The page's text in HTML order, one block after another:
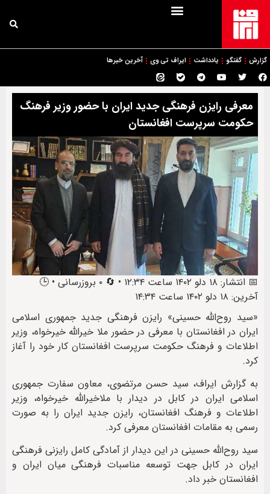
گزارش گفتگو یادداشت ایراف تی وی آخرین خبرها
معرفی رایزن فرهنگی جدید ایران با حضور وزیر فرهنگ
حکومت سرپرست افغانستان
📅 انتشار: ۱۸ دلو ۱۴۰۲ ساعت ۱۲:۳۴ • 🔄 ۰ بروزرسانی • 🕒
آخرین: ۱۸ دلو ۱۴۰۲ ساعت ۱۴:۳۴
«سید روح‌الله حسینی» رایزن فرهنگی جدید جمهوری اسلامی
ایران در افغانستان با معرفی در حضور ملا خیرالله خیرخواه، وزیر
اطلاعات و فرهنگ حکومت سرپرست افغانستان کار خود را آغاز
کرد.
به گزارش ایراف، سید حسن مرتضوی، معاون سفارت جمهوری
اسلامی ایران در کابل در دیدار با ملاخیرالله خیرخواه، وزیر
اطلاعات و فرهنگ افغانستان، رایزن جدید ایران را به صورت
رسمی به مقامات افغانستان معرفی کرد.
سید روح‌الله حسینی در این دیدار از آمادگی کامل رایزنی فرهنگی
ایران در کابل جهت توسعه مناسبات فرهنگی میان ایران و
افغانستان خبر داد.